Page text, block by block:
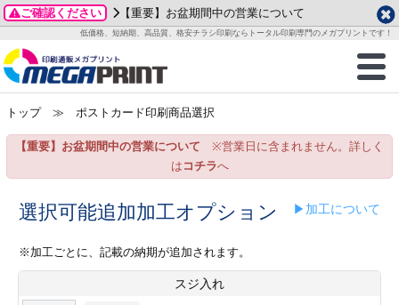
ご確認ください 【重要】お盆期間中の営業について
低価格、短納期、高品質、格安チラシ印刷ならトータル印刷専門のメガプリントです！
商品一覧
グッズ
ステッカー
ックカード印刷
業ツール印刷
ご利用ガイド
お客様へ
いて
方法
/送料について
刷
カード印刷
ックカード名刺
ムカード
データ作成ガイド
成前に
ガイド
加工指示ガイド
テンプレート
ード印刷
名刺印刷
ックカード
ード印刷
一覧
わせ
り
プル請求
2026年 8月
月
火 水 木 金
土
1
3
4 5 6 7
8
15
24
25 26 27
29
土
トップ≫ ポストカード印刷商品選択
【重要】お盆期間中の営業について ※営業日に含まれません。詳しく
は コチラへ
選択可能追加加工オプション ▶加工について
※加工ごとに、記載の納期が追加されます。
スジ入れ